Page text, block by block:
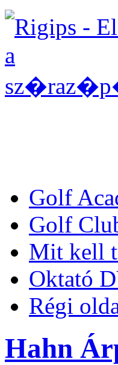
Golf
Golf
Mit kell
Oktató
Régi
Hahn